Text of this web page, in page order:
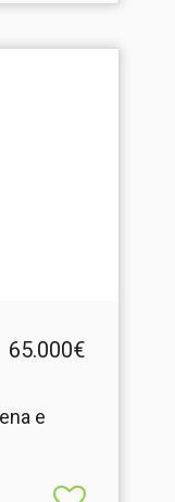
65.000€
e